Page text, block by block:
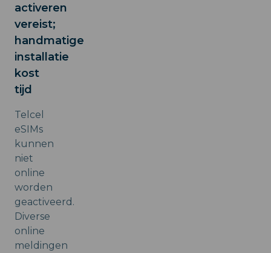
activeren
vereist;
handmatige
installatie
kost
tijd
Telcel
eSIMs
kunnen
niet
online
worden
geactiveerd.
Diverse
online
meldingen